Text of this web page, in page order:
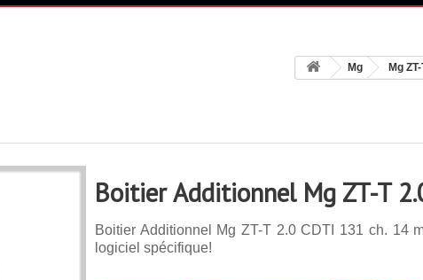
Mg Mg
Boitier Additionnel Mg ZT-T
Boitier Additionnel Mg ZT-T 2.0 CDTI 131 ch. 14
logiciel spécifique!